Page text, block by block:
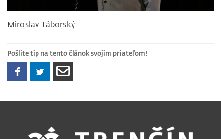
Miroslav Táborský
Pošlite tip na tento článok svojim priateľom!